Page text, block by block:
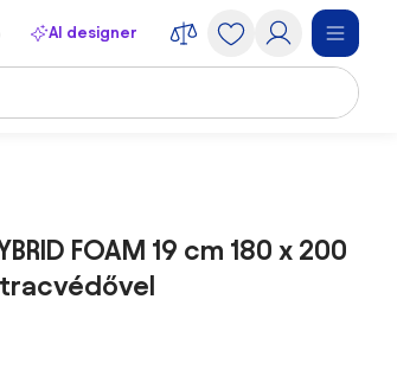
AI designer
FOAM 19 cm 180 x 200